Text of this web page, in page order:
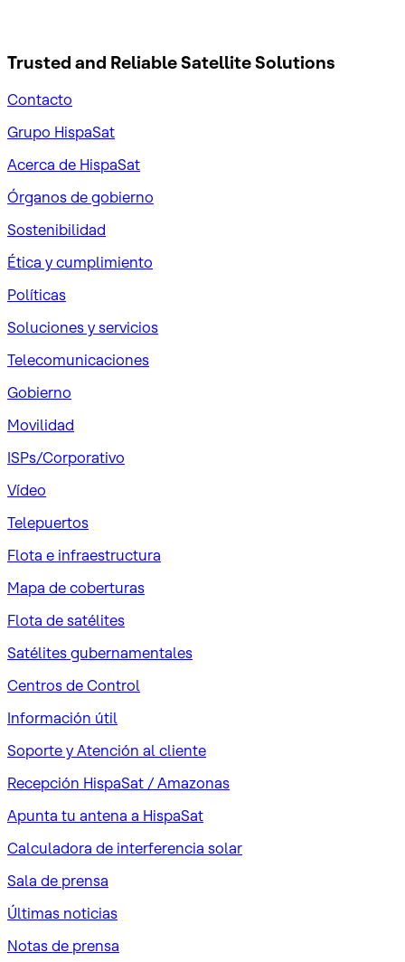
Trusted and ReliableSatellite Solutions
Contacto
Grupo HispaSat
Acerca de HispaSat
Órganos de gobierno
Sostenibilidad
Ética y cumplimiento
Políticas
Soluciones y servicios
Telecomunicaciones
Gobierno
Movilidad
ISPs/Corporativo
Vídeo
Telepuertos
Flota e infraestructura
Mapa de coberturas
Flota de satélites
Satélites gubernamentales
Centros de Control
Información útil
Soporte y Atención al cliente
Recepción HispaSat / Amazonas
Apunta tu antena a HispaSat
Calculadora de interferencia solar
Sala de prensa
Últimas noticias
Notas de prensa